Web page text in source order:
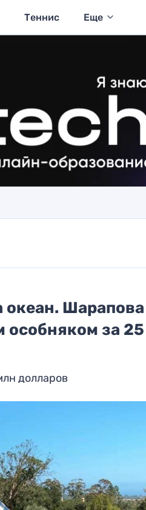
Теннис Еще
океан. Шарапова
особняком за 25
долларов